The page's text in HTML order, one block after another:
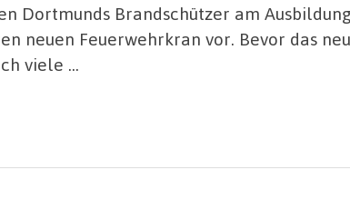
Dortmunds Brandschützer am
neuen Feuerwehrkran vor. Bevor das
viele …